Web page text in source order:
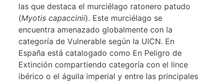
las que destaca el murciélago ratonero patudo
(Myotis capaccinii). Este murciélago se
encuentra amenazado globalmente con la
categoría de Vulnerable según la UICN. En
España está catalogado como En Peligro de
Extinción compartiendo categoría con el lince
ibérico o el águila imperial y entre las principales